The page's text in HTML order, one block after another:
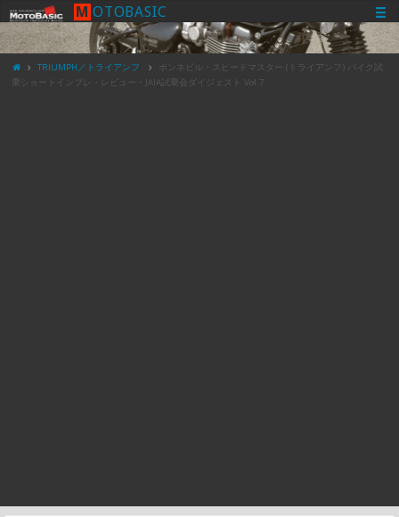
M OTOBASIC
TRIUMPH／トライアンフ
ボンネビル・スピードマスター (トライアンフ) バイク試
乗ショートインプレ・レビュー・JAIA試乗会ダイジェスト Vol.7